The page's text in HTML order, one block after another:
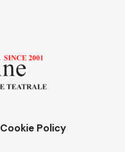
Cookie Policy